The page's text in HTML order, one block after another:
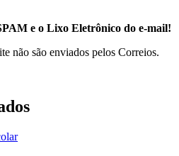
e o Lixo Eletrônico do e-mail!
não são enviados pelos Correios.